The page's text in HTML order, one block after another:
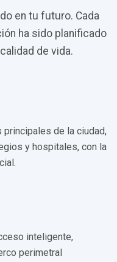
en tu futuro. Cada
ha sido planificado
de vida.
de la ciudad,
y hospitales, con la
inteligente,
perimetral